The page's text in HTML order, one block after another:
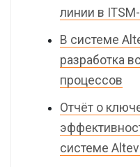
линии в
В системе
разработка
процессов
Отчёт о
системе